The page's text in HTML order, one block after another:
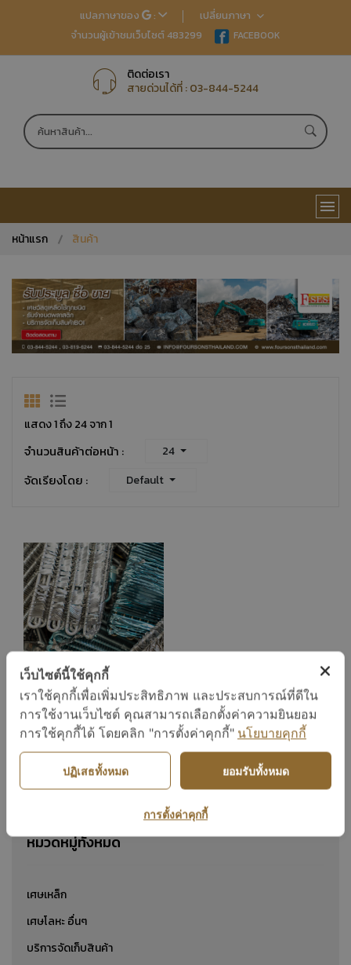
แปลภาษาของ :
TH EN
CN
เปลี่ยนภาษา
จำนวนผู้เข้าชมเว็บไซต์ 483299
FACEBOOK
ติดต่อเรา
สายด่วนได้ที่ :03-844-5244
หน้าแรก สินค้า
แสดง 1 ถึง 24 จาก 1
จำนวนสินค้าต่อหน้า : 24
จัดเรียงโดย : Default
เศษอลูมิเนียม
แสดง 1 ถึง 24 จาก 1
หมวดหมู่ทั้งหมด
เศษเหล็ก
เศษโลหะ อื่นๆ
บริการจัดเก็บสินค้า
เว็บไซต์นี้ใช้คุกกี้
เราใช้คุกกี้เพื่อเพิ่มประสิทธิภาพ และประสบการณ์ที่ดีใน
การใช้งานเว็บไซต์ คุณสามารถเลือกตั้งค่าความยินยอม
การใช้คุกกี้ได้ โดยคลิก "การตั้งค่าคุกกี้" นโยบายคุกกี้
ปฏิเสธทั้งหมด ยอมรับทั้งหมด
การตั้งค่าคุกกี้